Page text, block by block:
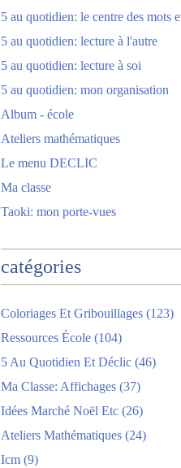
5 au quotidien: le centre des mots
5 au quotidien: lecture à l'autre
5 au quotidien: lecture à soi
5 au quotidien: mon organisation
Album - école
Ateliers mathématiques
Le menu DECLIC
Ma classe
Taoki: mon porte-vues
catégories
Coloriages Et Gribouillages (123)
Ressources École (104)
5 Au Quotidien Et Déclic (46)
Ma Classe: Affichages (37)
Idées Marché Noël Etc (26)
Ateliers Mathématiques (24)
Icm (9)